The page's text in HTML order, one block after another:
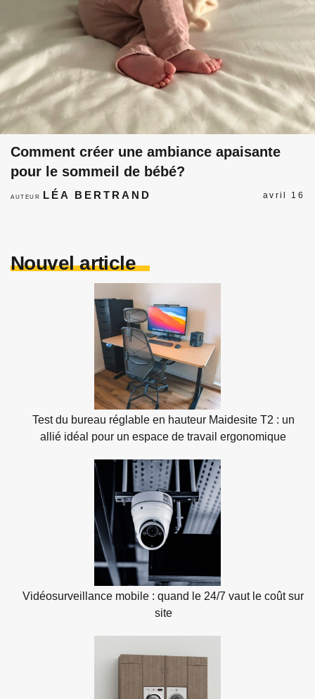
Comment créer une ambiance apaisante
pour le sommeil de bébé?
AUTEUR LÉA BERTRAND avril 16
Nouvel article
Test du bureau réglable en hauteur Maidesite T2 : un
allié idéal pour un espace de travail ergonomique
Vidéosurveillance mobile : quand le 24/7 vaut le coût sur
site